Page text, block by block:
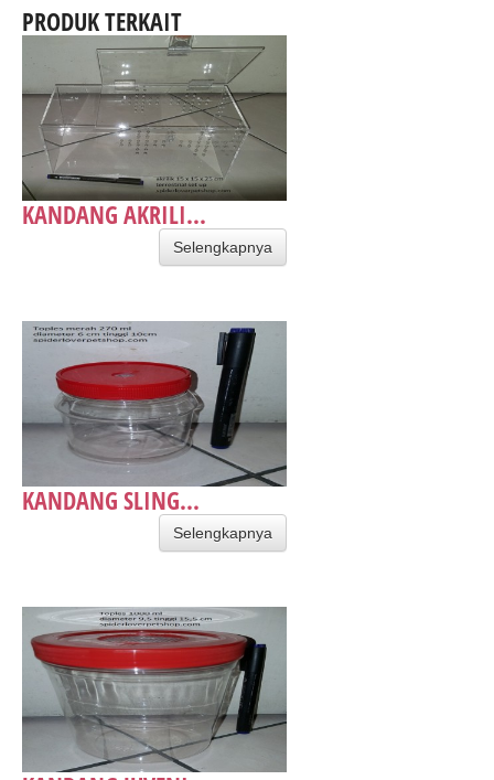
PRODUK TERKAIT
KANDANG AKRILI...
Selengkapnya
KANDANG SLING...
Selengkapnya